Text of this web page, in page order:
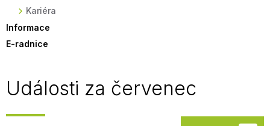
Kariéra
Informace
E-radnice
Události za červenec